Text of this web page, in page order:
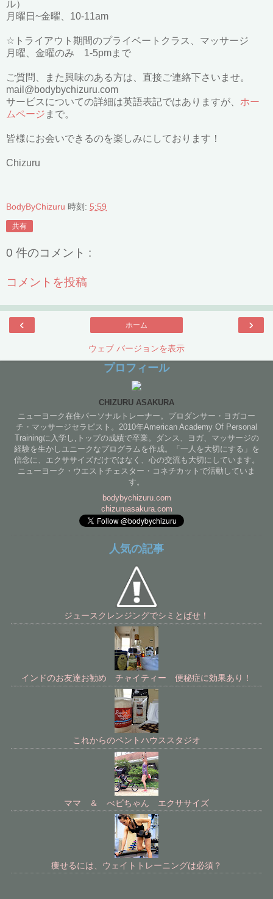
ル）
月曜日~金曜、10-11am
☆トライアウト期間のプライベートクラス、マッサージ
月曜、金曜のみ 1-5pmまで
ご質問、また興味のある方は、直接ご連絡下さいませ。
mail@bodybychizuru.com
サービスについての詳細は英語表記ではありますが、 ホー
ムページ まで。
皆様にお会いできるのを楽しみにしております！
Chizuru
BodyByChizuru 時刻: 5:59
共有
0 件のコメント :
コメントを投稿
‹ ›
ホーム
ウェブ バージョンを表示
プロフィール
CHIZURU ASAKURA
ニューヨーク在住パーソナルトレーナー。プロダンサー・ヨガコー
チ・マッサージセラピスト。2010年American Academy Of Personal
Trainingに入学し,トップの成績で卒業。ダンス、ヨガ、マッサージの
経験を生かしユニークなプログラムを作成。「一人を大切にする」を
信念に、エクササイズだけではなく、心の交流も大切にしています。
ニューヨーク・ウエストチェスター・コネチカットで活動していま
す。
bodybychizuru.com
chizuruasakura.com
人気の記事
ジュースクレンジングでシミとばせ！
インドのお友達お勧め チャイティー 便秘症に効果あり！
これからのペントハウススタジオ
ママ ＆ べビちゃん エクササイズ
痩せるには、ウェイトトレーニングは必須？